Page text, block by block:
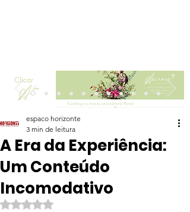
Clicar
A Era da Experiência:
Um Conteúdo
Incomodativo
espaco horizonte
3 min de leitura
Avaliado com NaN de 5 estrelas.